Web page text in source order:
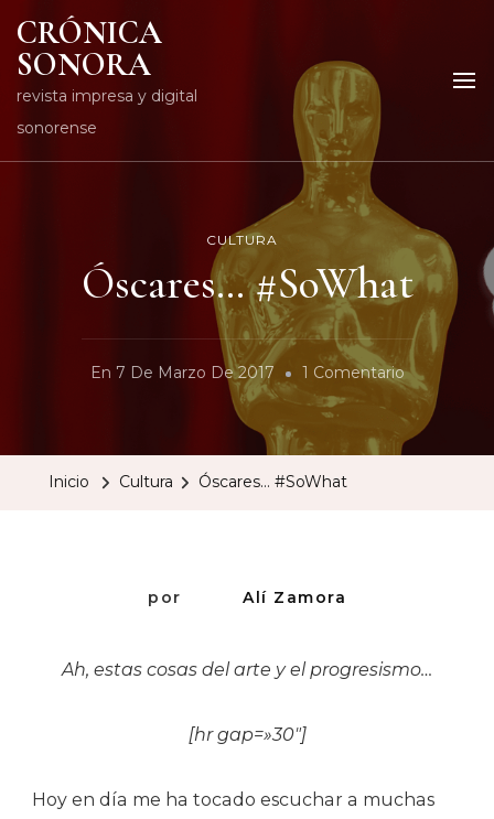
CRÓNICA
SONORA
revista impresa y digital
sonorense
CULTURA
Óscares… #SoWhat
En 7 De Marzo De 2017 1 ComentarioEn
Óscares…
#SoWhat
Inicio Cultura Óscares… #SoWhat
por Alí Zamora
Ah, estas cosas del arte y el progresismo…
[hr gap=»30″]
Hoy en día me ha tocado escuchar a muchas